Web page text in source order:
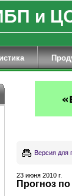
и
Версия для
23 июня 2010 г.
Прогноз